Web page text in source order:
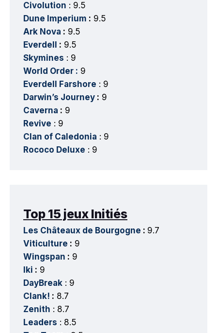
Civolution : 9.5
Dune Imperium : 9.5
Ark Nova : 9.5
Everdell
: 9.5
Skymines : 9
World Order : 9
Everdell Farshore : 9
Darwin’s Journey : 9
Caverna : 9
Revive : 9
Clan of Caledonia : 9
Rococo Deluxe : 9
Top 15 jeux Initiés
Les Châteaux de Bourgogne : 9.7
Viticulture : 9
Wingspan : 9
Iki : 9
DayBreak : 9
Clank! : 8.7
Zenith : 8.7
Leaders : 8.5